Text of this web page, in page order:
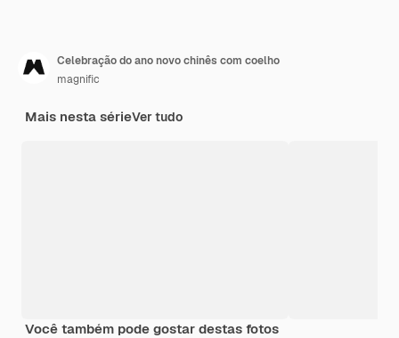
Celebração do ano novo chinês com coelho
magnific
Mais nesta sérieVer tudo
Você também pode gostar destas fotos